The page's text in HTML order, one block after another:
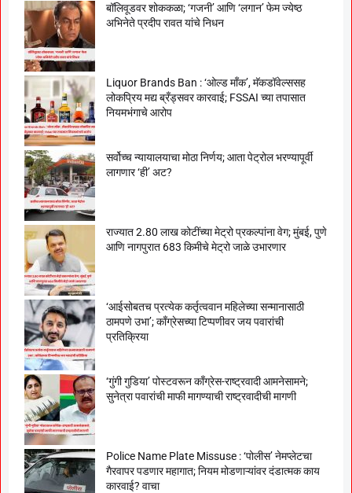
बॉलिवूडवर शोककळा; ‘गजनी’ आणि ‘लगान’ फेम ज्येष्ठ
अभिनेते प्रदीप रावत यांचे निधन
Liquor Brands Ban : ‘ओल्ड मॉंक’, मॅकडॉवेल्ससह
लोकप्रिय मद्य ब्रँड्सवर कारवाई; FSSAI च्या तपासात
नियमभंगाचे आरोप
सर्वोच्च न्यायालयाचा मोठा निर्णय; आता पेट्रोल भरण्यापूर्वी
लागणार ‘ही’ अट?
राज्यात 2.80 लाख कोटींच्या मेट्रो प्रकल्पांना वेग; मुंबई, पुणे
आणि नागपुरात 683 किमीचे मेट्रो जाळे उभारणार
‘आईसोबतच प्रत्येक कर्तृत्ववान महिलेच्या सन्मानासाठी
ठामपणे उभा’; काँग्रेसच्या टिप्पणीवर जय पवारांची
प्रतिक्रिया
‘गुंगी गुडिया’ पोस्टवरून काँग्रेस-राष्ट्रवादी आमनेसामने;
सुनेत्रा पवारांची माफी मागण्याची राष्ट्रवादीची मागणी
Police Name Plate Missuse : ‘पोलीस’ नेमप्लेटचा
गैरवापर पडणार महागात; नियम मोडणाऱ्यांवर दंडात्मक काय
कारवाई? वाचा